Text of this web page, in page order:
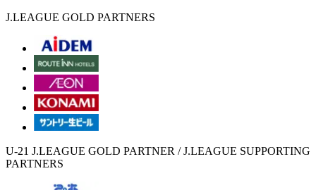
J.LEAGUE GOLD PARTNERS
U-21 J.LEAGUE GOLD PARTNER / J.LEAGUE SUPPORTING
PARTNERS